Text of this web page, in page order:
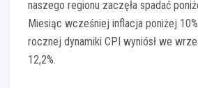
naszego regionu zaczęła spadać
Miesiąc wcześniej inflacja poniżej
rocznej dynamiki CPI wyniósł we
12,2%.